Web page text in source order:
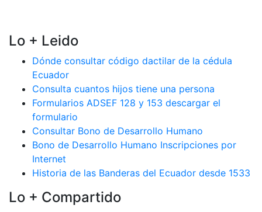
Lo + Leido
Dónde consultar código dactilar de la cédula
Ecuador
Consulta cuantos hijos tiene una persona
Formularios ADSEF 128 y 153 descargar el
formulario
Consultar Bono de Desarrollo Humano
Bono de Desarrollo Humano Inscripciones por
Internet
Historia de las Banderas del Ecuador desde 1533
Lo + Compartido